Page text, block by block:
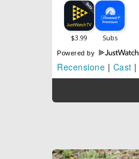
Powered by
Recensione | Cast |